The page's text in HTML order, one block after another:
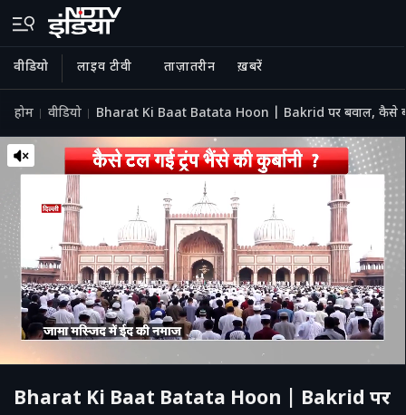
वीडियो लाइव टीवी ताज़ातरीन ख़बरें
होम वीडियो Bharat Ki Baat Batata Hoon | Bakrid पर बवाल, कैसे
Bharat Ki Baat Batata Hoon | Bakrid पर